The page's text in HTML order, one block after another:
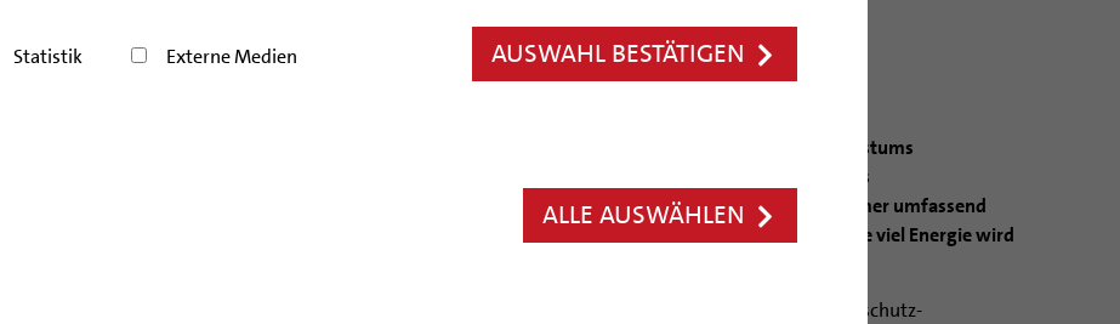
Statistik Externe Medien AUSWAHL BESTÄTIGEN
ALLE AUSWÄHLEN
Bistum Hildesheim gibt Startschuss für Klimaschutzinitiative
Hildesheim (bph/kiz). Auftakt für die Klimaschutzinitiative des Bistums
Hildesheim: 100 Gebäude in der Diözese – von der Kirche über das
Gemeindezentrum bis zum Kindergarten – werden bis zum Sommer umfassend
geprüft: Wie alt ist der Heizkessel? Wie dicht sind die Fenster? Wie viel Energie wird
Das sind nur drei der Fragen, mit denen sich ehrenamtliche Klimaschutz-